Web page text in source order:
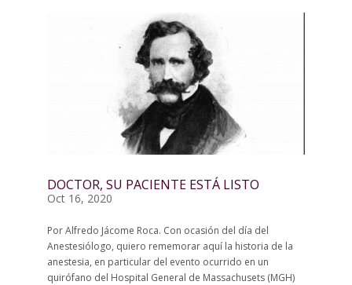
DOCTOR, SU PACIENTE ESTÁ LISTO
Oct 16, 2020
Por Alfredo Jácome Roca. Con ocasión del día del
Anestesiólogo, quiero rememorar aquí la historia de la
anestesia, en particular del evento ocurrido en un
quirófano del Hospital General de Massachusets (MGH)